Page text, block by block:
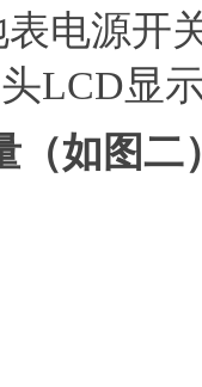
电源开
LCD显
（如图二